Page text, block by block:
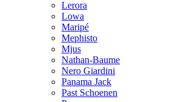
Lerora
Lowa
Maripé
Mephisto
Mjus
Nathan-Baume
Nero Giardini
Panama Jack
Past Schoenen